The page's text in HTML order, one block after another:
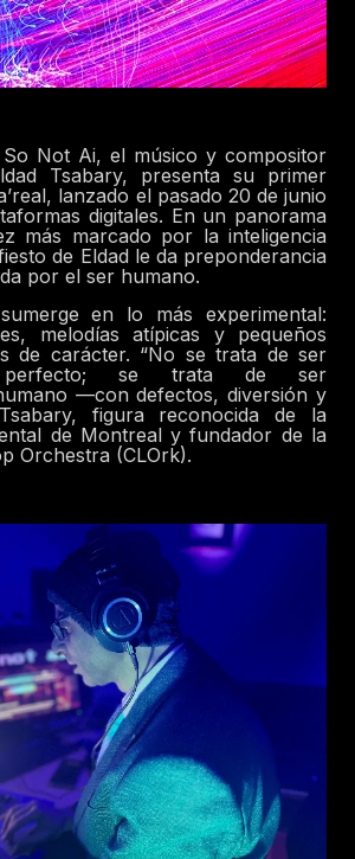
Not Ai, el músico y compositor
Tsabary, presenta su primer
lanzado el pasado 20 de junio
digitales. En un panorama
más marcado por la inteligencia
de Eldad le da preponderancia
por el ser humano.
en lo más experimental:
melodías atípicas y pequeños
de carácter. “No se trata de ser
perfecto; se trata de ser
—con defectos, diversión y
figura reconocida de la
de Montreal y fundador de la
Orchestra (CLOrk).